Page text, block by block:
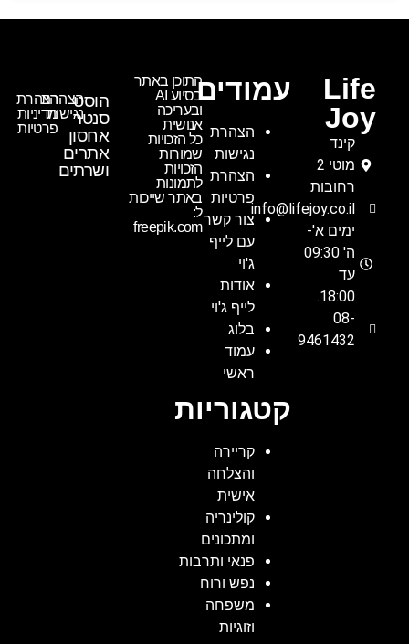
Life
Joy
קינד
מוטי 2
רחובות
info@lifejoy.co.il
ימים א'-
ה' 09:30
עד
18:00.
08-
9461432
עמודים
הצהרת
נגישות
הצהרת
פרטיות
צור קשר
עם לייף
ג'וי
אודות
לייף ג'וי
בלוג
עמוד
ראשי
קטגוריות
קריירה
והצלחה
אישית
קולינריה
ומתכונים
פנאי ותרבות
נפש ורוח
משפחה
וזוגיות
התוכן באתר
בסיוע AI
ובעריכה
אנושית
כל הזכויות
שמורות
הזכויות
לתמונות
באתר שייכות
ל:
freepik.com
הצהרת
מדיניות
פרטיות
הצהרת
נגישות
הוסט
סנטר
אחסון
אתרים
ושרתים